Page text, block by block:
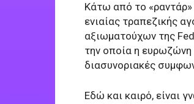
Κάτω από το «ραντάρ»
ενιαίας τραπεζικής
αξιωματούχων της
την οποία η ευρωζώνη
διασυνοριακές
Εδώ και καιρό, είναι